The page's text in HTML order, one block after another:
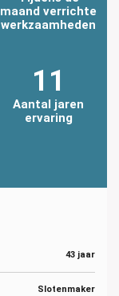
maand verrichte
werkzaamheden
11
Aantal jaren
ervaring
43 jaar
Slotenmaker